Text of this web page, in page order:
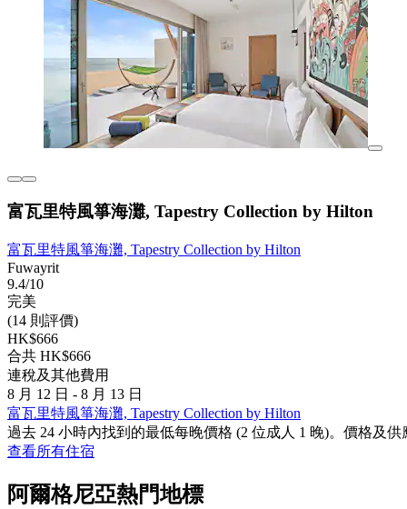
富瓦里特風箏海灘, Tapestry Collection by Hilton
富瓦里特風箏海灘, Tapestry Collection by Hilton
Fuwayrit
9.4/10
完美
(14 則評價)
HK$666
合共 HK$666
連稅及其他費用
8 月 12 日 - 8 月 13 日
富瓦里特風箏海灘, Tapestry Collection by Hilton
過去 24 小時內找到的最低每晚價格 (2 位成人 1 晚)。價格及
查看所有住宿
阿爾格尼亞熱門地標